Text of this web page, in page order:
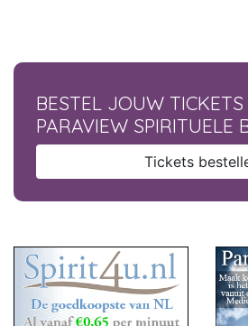
BESTEL JOUW
PARAVIEW SPIRITUELE
Tickets